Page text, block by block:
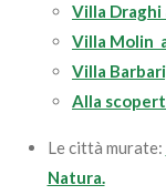
Villa
Villa Molin
Villa
Alla
Le città murate:
Natura.